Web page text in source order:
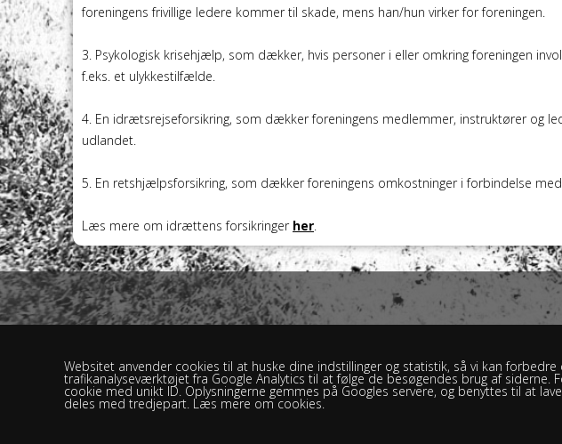
foreningens frivillige ledere kommer til skade, mens han/hun virker for foreningen.
3. Psykologisk krisehjælp, som dækker, hvis personer i eller omkring foreningen
f.eks. et ulykkestilfælde.
4. En idrætsrejseforsikring, som dækker foreningens medlemmer, instruktører og
udlandet.
5. En retshjælpsforsikring, som dækker foreningens omkostninger i forbindelse
Læs mere om idrættens forsikringer her.
Brændekilde Bellinge Boldklub -
Websitet anvender cookies til at huske dine indstillinger og statistik, så vi kan
trafikanalyseværktøjet fra Google Analytics til at følge de besøgendes brug af siderne.
cookie med unikt ID. Oplysningerne gemmes på Googles servere, og benyttes til at
deles med tredjepart. Læs mere om cookies.